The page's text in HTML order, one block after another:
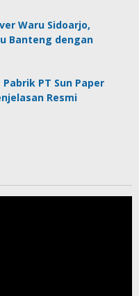
Waru Sidoarjo,
Banteng dengan
PT Sun Paper
Resmi